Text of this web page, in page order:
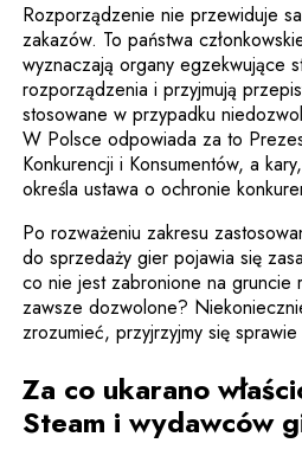
Rozporządzenie nie przewiduje
zakazów. To państwa
wyznaczają organy egzekwujące
rozporządzenia i przyjmują
stosowane w przypadku
W Polsce odpowiada za to
Konkurencji i Konsumentów, a
określa ustawa o ochronie
Po rozważeniu zakresu
do sprzedaży gier pojawia się
co nie jest zabronione na gruncie
zawsze dozwolone?
zrozumieć, przyjrzyjmy się
Za co ukarano
Steam i wydawców